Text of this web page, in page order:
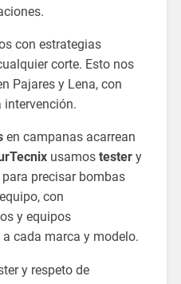
con estrategias
corte. Esto nos
Pajares y Lena, con
en campanas acarrean
usamos testery
precisar bombas
con
y equipos
cada marca y modelo.
y respeto de